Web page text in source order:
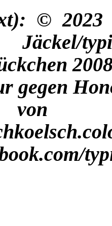
© 2023
gegen